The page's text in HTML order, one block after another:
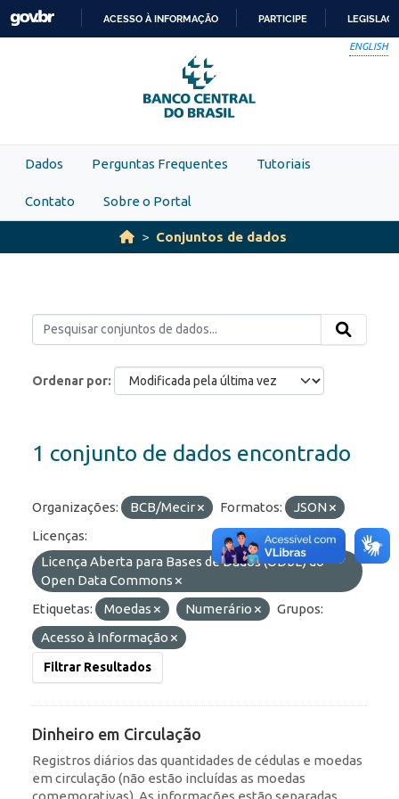
Skip to main content
PARA
O
CONTEÚDO
ACESSO À INFORMAÇÃO PARTICIPE
ENGLISH
Dados Perguntas Frequentes Tutoriais
Contato Sobre o Portal
Conjuntos de dados
Ordenar por
1 conjunto de dados encontrado
Organizações: BCB/Mecir Formatos:
JSON
Licenças:
Licença Aberta para Bases de Dados (ODbL) do
Open Data Commons
Etiquetas:
Moedas Numerário
Grupos:
Acesso à Informação
Filtrar Resultados
Dinheiro em Circulação
Registros diários das quantidades de cédulas e moedas
em circulação (não estão incluídas as moedas